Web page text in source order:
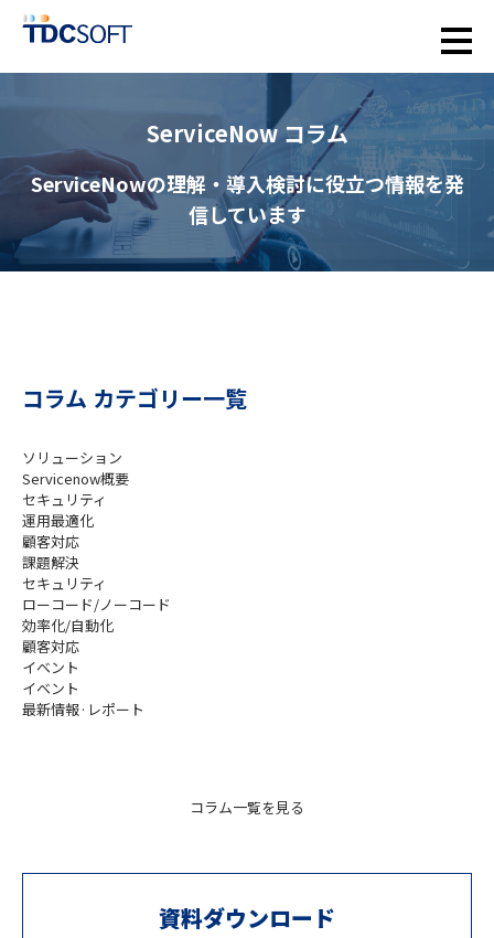
ServiceNow コラム
ServiceNowの理解・導入検討に役立つ情報を発
信しています
コラム カテゴリー一覧
ソリューション
Servicenow概要
セキュリティ
運用最適化
顧客対応
課題解決
セキュリティ
ローコード/ノーコード
効率化/自動化
顧客対応
イベント
イベント
最新情報·レポート
コラム一覧を見る
資料ダウンロード